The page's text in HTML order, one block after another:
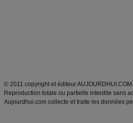
© 2011 copyright et éditeur
Reproduction totale ou partielle interdite sans
Aujourdhui.com collecte et traite les données